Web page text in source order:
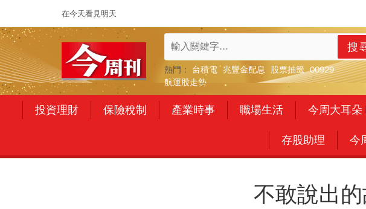
在今天看見明天
搜
熱門： 台積電 兆豐金配息 股票抽籤 00929
航運股走勢
投資理財 保險稅制 產業時事 職場生活 今周大耳朵
存股助理 今
不敢說出